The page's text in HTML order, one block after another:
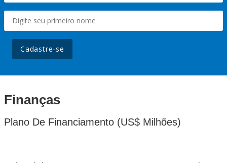
Cadastre-se
Finanças
Plano De Financiamento (US$ Milhões)